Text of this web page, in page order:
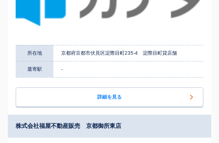
所在地 京都府京都市伏見区淀際目町235-4 淀際目町貸店舗
最寄駅 -
詳細を見る
株式会社福屋不動産販売 京都御所東店